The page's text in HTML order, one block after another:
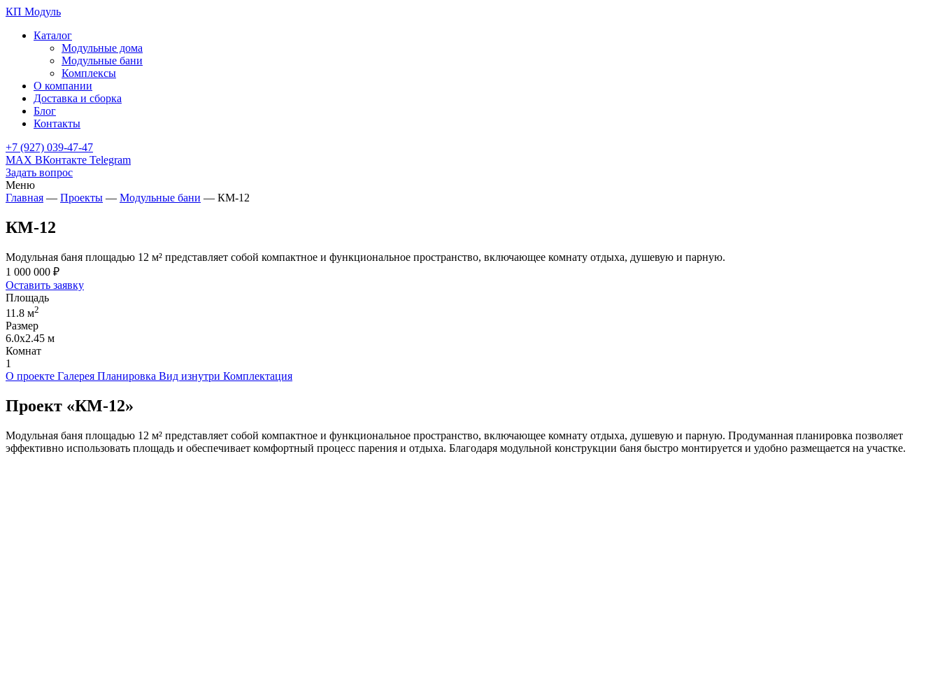
КП Модуль
Каталог
Модульные дома
Модульные бани
Комплексы
О компании
Доставка и сборка
Блог
Контакты
+7 (927) 039-47-47
MAX ВКонтакте Telegram
Задать вопрос
Меню
Главная — Проекты — Модульные бани — КМ-12
КМ-12
Модульная баня площадью 12 м² представляет собой компактное и функциональное пространство, включающее комнату отдыха, душевую и парную.
1 000 000 ₽
Оставить заявку
Площадь
11.8 м2
Размер
6.0х2.45 м
Комнат
1
О проекте Галерея Планировка Вид изнутри Комплектация
Проект «КМ-12»
Модульная баня площадью 12 м² представляет собой компактное и функциональное пространство, включающее комнату отдыха, душевую и парную. Продуманная планировка позволяет
эффективно использовать площадь и обеспечивает комфортный процесс парения и отдыха. Благодаря модульной конструкции баня быстро монтируется и удобно размещается на участке.